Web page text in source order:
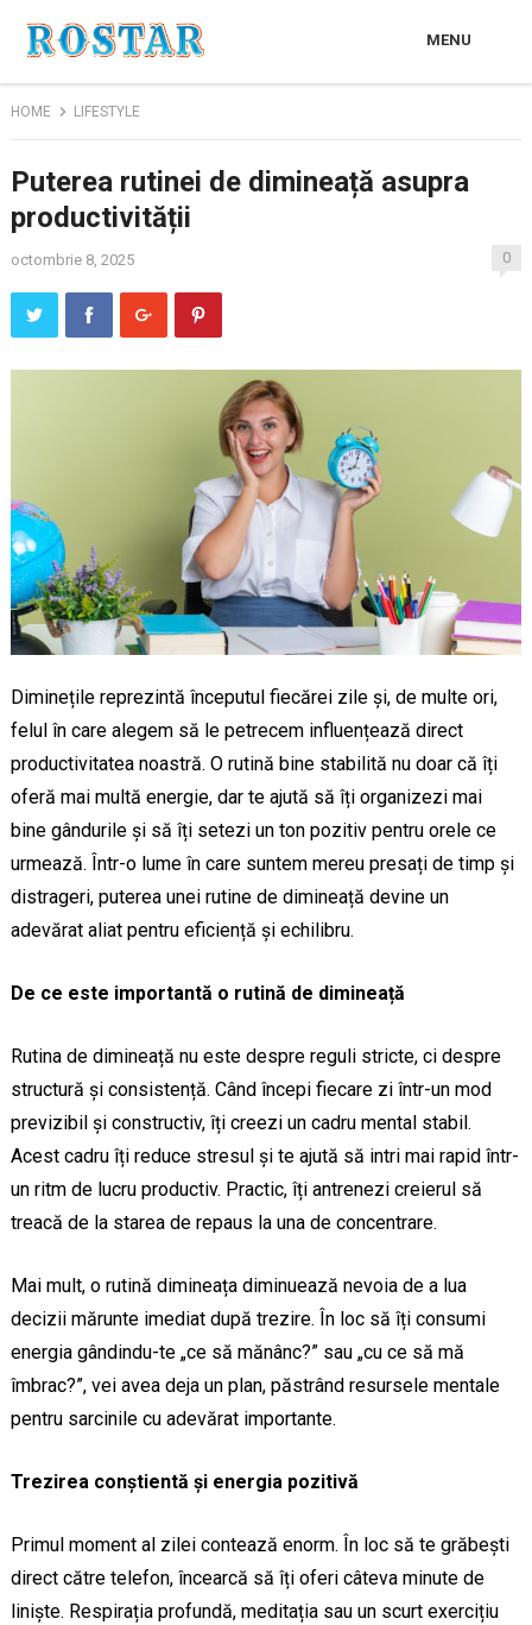
MENU
HOME LIFESTYLE
Puterea rutinei de dimineață asupra
productivității
octombrie 8, 2025 0
Diminețile reprezintă începutul fiecărei zile și, de multe ori,
felul în care alegem să le petrecem influențează direct
productivitatea noastră. O rutină bine stabilită nu doar că îți
oferă mai multă energie, dar te ajută să îți organizezi mai
bine gândurile și să îți setezi un ton pozitiv pentru orele ce
urmează. Într-o lume în care suntem mereu presați de timp și
distrageri, puterea unei rutine de dimineață devine un
adevărat aliat pentru eficiență și echilibru.
De ce este importantă o rutină de dimineață
Rutina de dimineață nu este despre reguli stricte, ci despre
structură și consistență. Când începi fiecare zi într-un mod
previzibil și constructiv, îți creezi un cadru mental stabil.
Acest cadru îți reduce stresul și te ajută să intri mai rapid într-
un ritm de lucru productiv. Practic, îți antrenezi creierul să
treacă de la starea de repaus la una de concentrare.
Mai mult, o rutină dimineața diminuează nevoia de a lua
decizii mărunte imediat după trezire. În loc să îți consumi
energia gândindu-te „ce să mănânc?” sau „cu ce să mă
îmbrac?”, vei avea deja un plan, păstrând resursele mentale
pentru sarcinile cu adevărat importante.
Trezirea conștientă și energia pozitivă
Primul moment al zilei contează enorm. În loc să te grăbești
direct către telefon, încearcă să îți oferi câteva minute de
liniște. Respirația profundă, meditația sau un scurt exercițiu